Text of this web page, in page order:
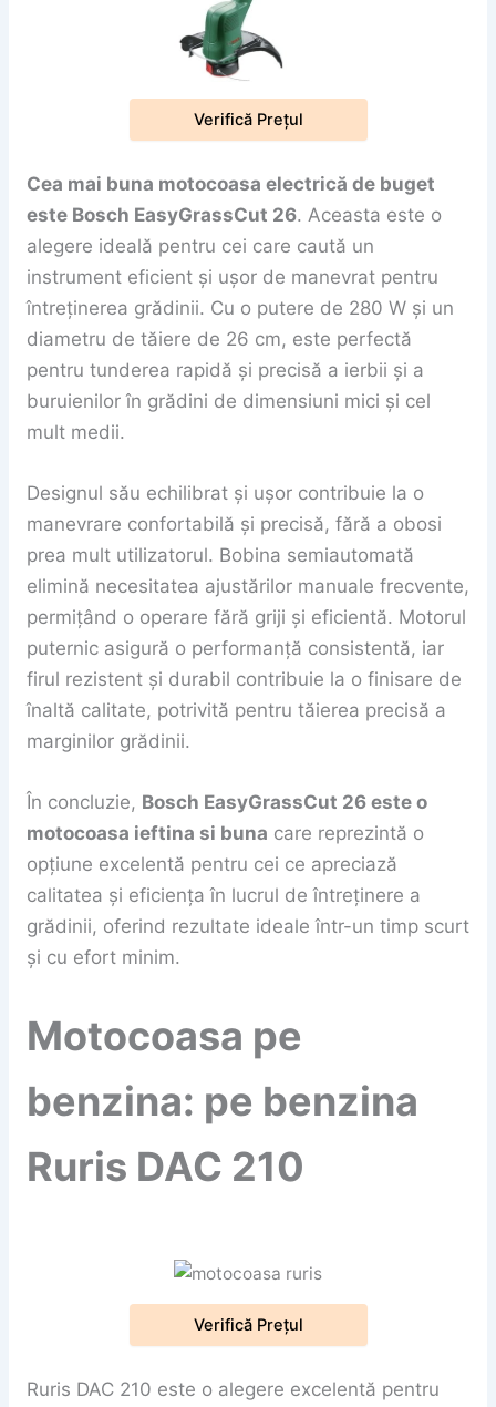
Verifică Prețul
Cea mai buna motocoasa electrică de buget
este Bosch EasyGrassCut 26. Aceasta este o
alegere ideală pentru cei care caută un
instrument eficient și ușor de manevrat pentru
întreținerea grădinii. Cu o putere de 280 W și un
diametru de tăiere de 26 cm, este perfectă
pentru tunderea rapidă și precisă a ierbii și a
buruienilor în grădini de dimensiuni mici și cel
mult medii.
Designul său echilibrat și ușor contribuie la o
manevrare confortabilă și precisă, fără a obosi
prea mult utilizatorul. Bobina semiautomată
elimină necesitatea ajustărilor manuale frecvente,
permițând o operare fără griji și eficientă. Motorul
puternic asigură o performanță consistentă, iar
firul rezistent și durabil contribuie la o finisare de
înaltă calitate, potrivită pentru tăierea precisă a
marginilor grădinii.
În concluzie, Bosch EasyGrassCut 26 este o
motocoasa ieftina si buna care reprezintă o
opțiune excelentă pentru cei ce apreciază
calitatea și eficiența în lucrul de întreținere a
grădinii, oferind rezultate ideale într-un timp scurt
și cu efort minim.
Motocoasa pe
benzina: pe benzina
Ruris DAC 210
Verifică Prețul
Ruris DAC 210 este o alegere excelentă pentru